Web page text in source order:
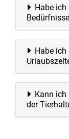
Habe
Habe
Kann
der